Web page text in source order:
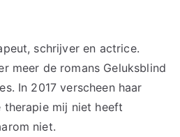
schrijver en actrice.
meer de romans Geluksblind
In 2017 verscheen haar
therapie mij niet heeft
niet.